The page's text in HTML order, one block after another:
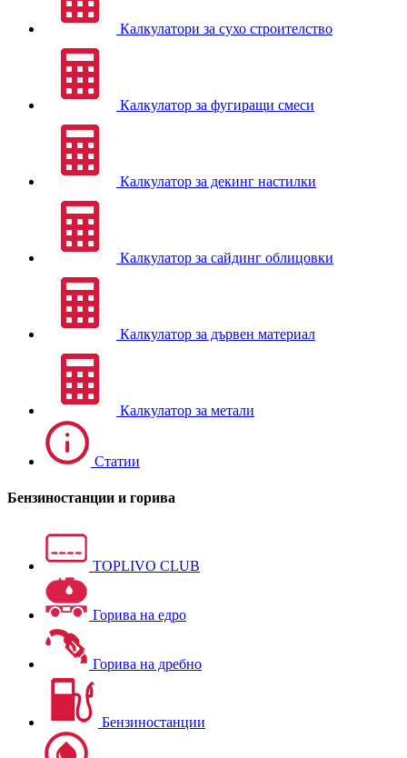
Калкулатори за сухо строителство
Калкулатор за фугиращи смеси
Калкулатор за декинг настилки
Калкулатор за сайдинг облицовки
Калкулатор за дървен материал
Калкулатор за метали
Статии
Бензиностанции и горива
TOPLIVO CLUB
Горива на едро
Горива на дребно
Бензиностанции